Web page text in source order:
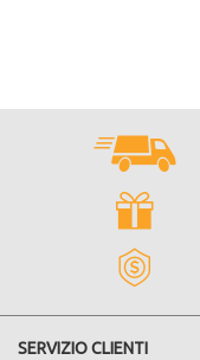
SERVIZIO CLIENTI